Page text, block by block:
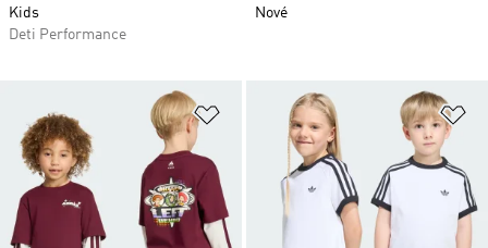
Kids
Deti Performance
Nové
Pridať do zoznamu želaných